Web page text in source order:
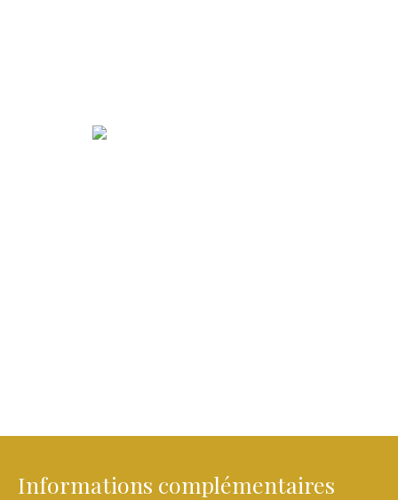
Informations complémentaires